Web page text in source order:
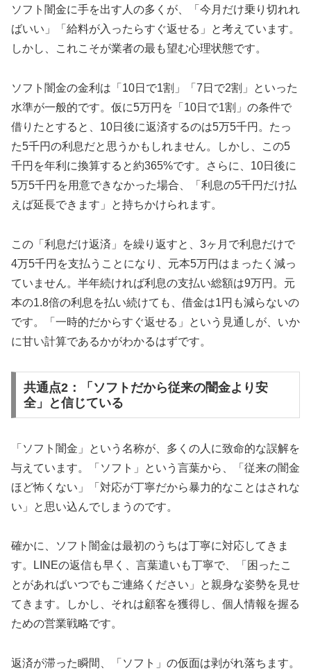
ソフト闇金に手を出す人の多くが、「今月だけ乗り切れれ
ばいい」「給料が入ったらすぐ返せる」と考えています。
しかし、これこそが業者の最も望む心理状態です。
ソフト闇金の金利は「10日で1割」「7日で2割」といった
水準が一般的です。仮に5万円を「10日で1割」の条件で
借りたとすると、10日後に返済するのは5万5千円。たっ
た5千円の利息だと思うかもしれません。しかし、この5
千円を年利に換算すると約365%です。さらに、10日後に
5万5千円を用意できなかった場合、「利息の5千円だけ払
えば延長できます」と持ちかけられます。
この「利息だけ返済」を繰り返すと、3ヶ月で利息だけで
4万5千円を支払うことになり、元本5万円はまったく減っ
ていません。半年続ければ利息の支払い総額は9万円。元
本の1.8倍の利息を払い続けても、借金は1円も減らないの
です。「一時的だからすぐ返せる」という見通しが、いか
に甘い計算であるかがわかるはずです。
共通点2：「ソフトだから従来の闇金より安
全」と信じている
「ソフト闇金」という名称が、多くの人に致命的な誤解を
与えています。「ソフト」という言葉から、「従来の闇金
ほど怖くない」「対応が丁寧だから暴力的なことはされな
い」と思い込んでしまうのです。
確かに、ソフト闇金は最初のうちは丁寧に対応してきま
す。LINEの返信も早く、言葉遣いも丁寧で、「困ったこ
とがあればいつでもご連絡ください」と親身な姿勢を見せ
てきます。しかし、それは顧客を獲得し、個人情報を握る
ための営業戦略です。
返済が滞った瞬間、「ソフト」の仮面は剥がれ落ちます。